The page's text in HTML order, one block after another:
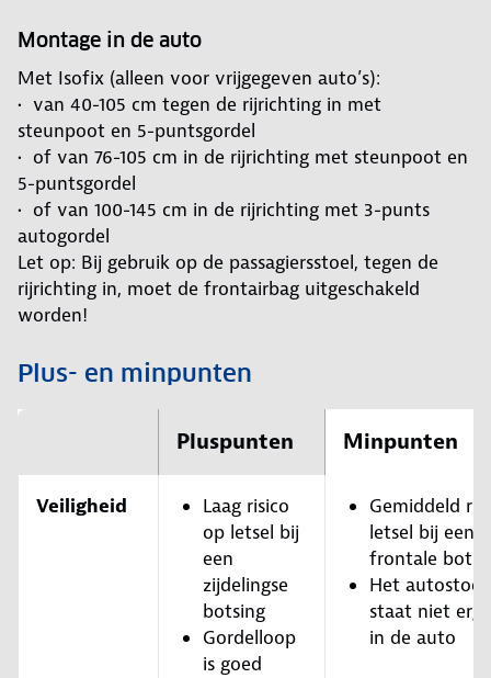
Montage in de auto
Met Isofix (alleen voor vrijgegeven auto’s):
• van 40-105 cm tegen de rijrichting in met
steunpoot en 5-puntsgordel
• of van 76-105 cm in de rijrichting met steunpoot en
5-puntsgordel
• of van 100-145 cm in de rijrichting met 3-punts
autogordel
Let op: Bij gebruik op de passagiersstoel, tegen de
rijrichting in, moet de frontairbag uitgeschakeld
worden!
Plus- en minpunten
Pluspunten Minpunten
Veiligheid
Laag risico
op letsel bij
een
zijdelingse
botsing
Gordelloop
is goed
Gemiddeld
letsel bij een
frontale
Het
staat niet erg
in de auto